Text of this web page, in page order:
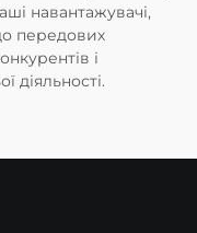
навантажувачі,
передових
і
діяльності.